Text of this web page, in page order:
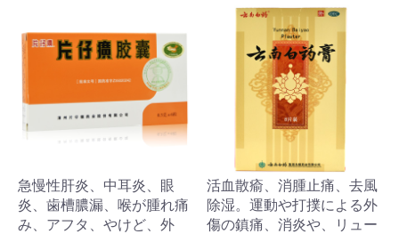
急慢性肝炎、中耳炎、眼
炎、歯槽膿漏、喉が腫れ痛
み、アフタ、やけど、外
活血散瘉、消腫止痛、去風
除湿。運動や打撲による外
傷の鎮痛、消炎や、リュー